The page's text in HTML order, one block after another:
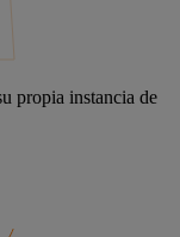
propia instancia de